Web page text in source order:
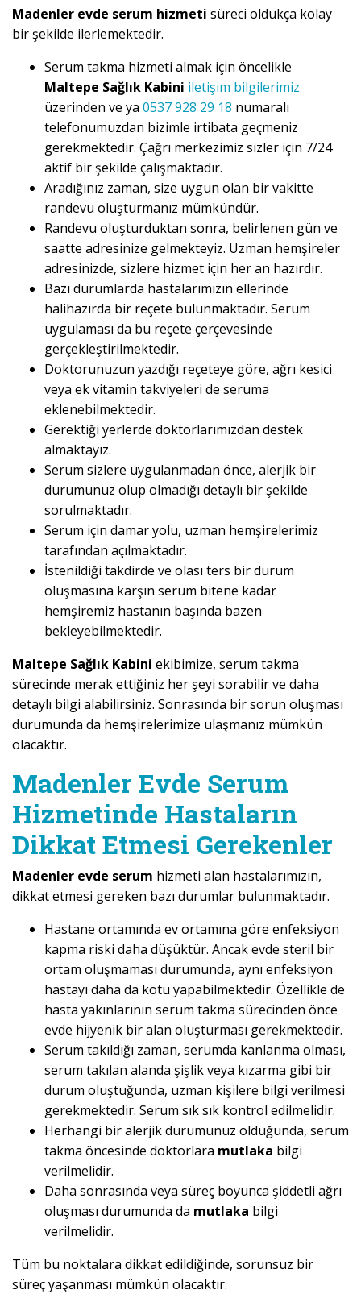
Madenler evde serum hizmeti süreci oldukça kolay
bir şekilde ilerlemektedir.
Serum takma hizmeti almak için öncelikle
Maltepe Sağlık Kabini iletişim bilgilerimiz
üzerinden ve ya 0537 928 29 18 numaralı
telefonumuzdan bizimle irtibata geçmeniz
gerekmektedir. Çağrı merkezimiz sizler için 7/24
aktif bir şekilde çalışmaktadır.
Aradığınız zaman, size uygun olan bir vakitte
randevu oluşturmanız mümkündür.
Randevu oluşturduktan sonra, belirlenen gün ve
saatte adresinize gelmekteyiz. Uzman hemşireler
adresinizde, sizlere hizmet için her an hazırdır.
Bazı durumlarda hastalarımızın ellerinde
halihazırda bir reçete bulunmaktadır. Serum
uygulaması da bu reçete çerçevesinde
gerçekleştirilmektedir.
Doktorunuzun yazdığı reçeteye göre, ağrı kesici
veya ek vitamin takviyeleri de seruma
eklenebilmektedir.
Gerektiği yerlerde doktorlarımızdan destek
almaktayız.
Serum sizlere uygulanmadan önce, alerjik bir
durumunuz olup olmadığı detaylı bir şekilde
sorulmaktadır.
Serum için damar yolu, uzman hemşirelerimiz
tarafından açılmaktadır.
İstenildiği takdirde ve olası ters bir durum
oluşmasına karşın serum bitene kadar
hemşiremiz hastanın başında bazen
bekleyebilmektedir.
Maltepe Sağlık Kabini ekibimize, serum takma
sürecinde merak ettiğiniz her şeyi sorabilir ve daha
detaylı bilgi alabilirsiniz. Sonrasında bir sorun oluşması
durumunda da hemşirelerimize ulaşmanız mümkün
olacaktır.
Madenler Evde Serum
Hizmetinde Hastaların
Dikkat Etmesi Gerekenler
Madenler evde serum hizmeti alan hastalarımızın,
dikkat etmesi gereken bazı durumlar bulunmaktadır.
Hastane ortamında ev ortamına göre enfeksiyon
kapma riski daha düşüktür. Ancak evde steril bir
ortam oluşmaması durumunda, aynı enfeksiyon
hastayı daha da kötü yapabilmektedir. Özellikle de
hasta yakınlarının serum takma sürecinden önce
evde hijyenik bir alan oluşturması gerekmektedir.
Serum takıldığı zaman, serumda kanlanma olması,
serum takılan alanda şişlik veya kızarma gibi bir
durum oluştuğunda, uzman kişilere bilgi verilmesi
gerekmektedir. Serum sık sık kontrol edilmelidir.
Herhangi bir alerjik durumunuz olduğunda, serum
takma öncesinde doktorlara mutlaka bilgi
verilmelidir.
Daha sonrasında veya süreç boyunca şiddetli ağrı
oluşması durumunda da mutlaka bilgi
verilmelidir.
Tüm bu noktalara dikkat edildiğinde, sorunsuz bir
süreç yaşanması mümkün olacaktır.